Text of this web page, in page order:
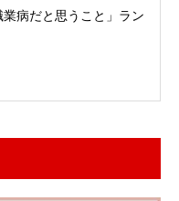
業病だと思うこと」ラン